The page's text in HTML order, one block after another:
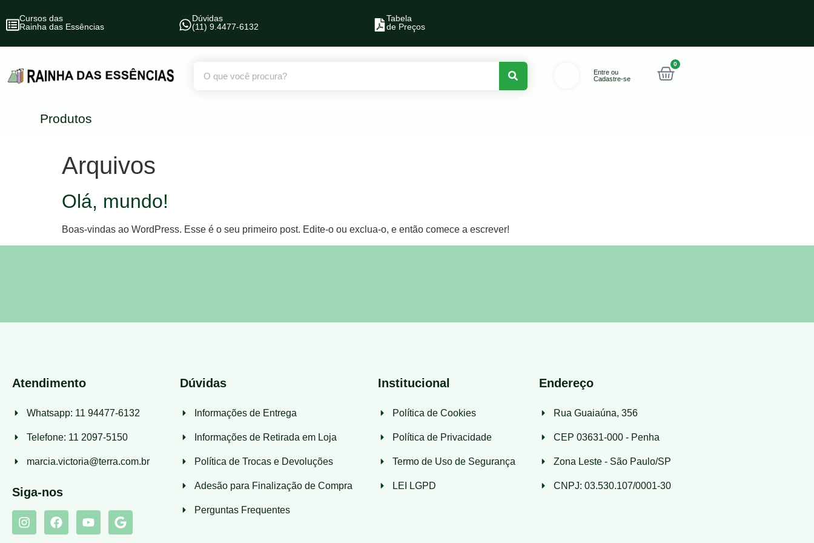
Cursos das
Rainha das Essências
Dúvidas
(11) 9.4477-6132
Tabela
de Preços
Entre ou
Cadastre-se
0
Produtos
Arquivos
Olá, mundo!
Boas-vindas ao WordPress. Esse é o seu primeiro post. Edite-o ou exclua-o, e então comece a escrever!
Atendimento
Whatsapp: 11 94477-6132
Telefone: 11 2097-5150
marcia.victoria@terra.com.br
Siga-nos
Dúvidas
Informações de Entrega
Informações de Retirada em Loja
Política de Trocas e Devoluções
Adesão para Finalização de Compra
Perguntas Frequentes
Institucional
Política de Cookies
Política de Privacidade
Termo de Uso de Segurança
LEI LGPD
Endereço
Rua Guaiaúna, 356
CEP 03631-000 - Penha
Zona Leste - São Paulo/SP
CNPJ: 03.530.107/0001-30